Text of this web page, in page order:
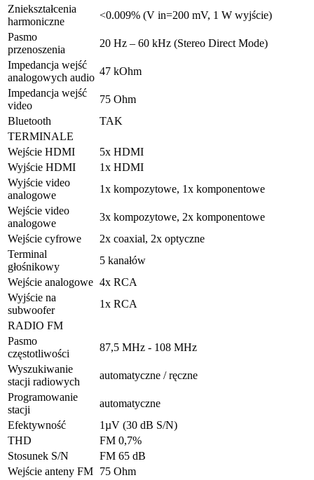
Zniekształcenia
harmoniczne
<0.009% (V in=200 mV, 1 W wyjście)
Pasmo
przenoszenia
20 Hz – 60 kHz (Stereo Direct Mode)
Impedancja wejść
analogowych audio
47 kOhm
Impedancja wejść
video
75 Ohm
Bluetooth
TAK
TERMINALE
Wejście HDMI
5x HDMI
Wyjście HDMI
1x HDMI
Wyjście video
analogowe
1x kompozytowe, 1x komponentowe
Wejście video
analogowe
3x kompozytowe, 2x komponentowe
Wejście cyfrowe
2x coaxial, 2x optyczne
Terminal
głośnikowy
5 kanałów
Wejście analogowe 4x RCA
Wyjście na
subwoofer
1x RCA
RADIO FM
Pasmo
częstotliwości
87,5 MHz - 108 MHz
Wyszukiwanie
stacji radiowych
automatyczne / ręczne
Programowanie
stacji
automatyczne
Efektywność
1µV (30 dB S/N)
THD
FM 0,7%
Stosunek S/N
FM 65 dB
Wejście anteny FM 75 Ohm